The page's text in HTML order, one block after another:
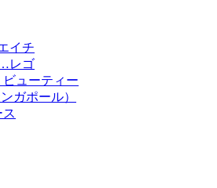
イチ
レゴ
ビューティー
ガポール）